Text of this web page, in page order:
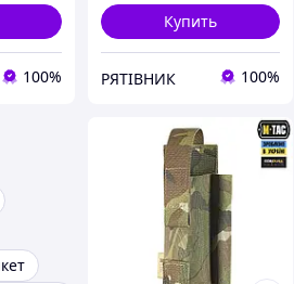
100%
Купить
РЯТІВНИК 100%